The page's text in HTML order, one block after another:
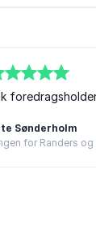
Sønderholm
for Randers og